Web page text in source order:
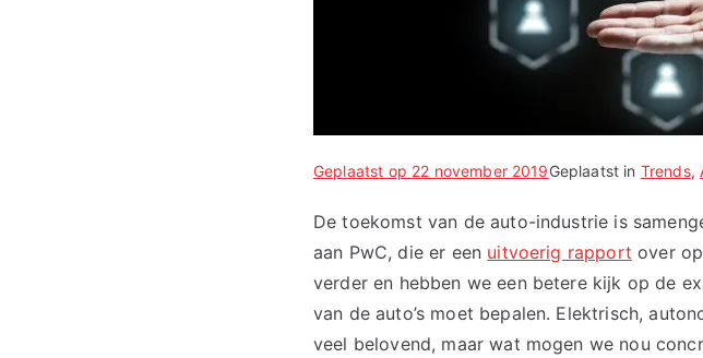
Geplaatst op 22 november 2019Geplaatst in Trends,
De toekomst van de auto-industrie is
aan PwC, die er een uitvoerig rapport over
verder en hebben we een betere kijk op de
van de auto’s moet bepalen. Elektrisch,
veel belovend, maar wat mogen we nou